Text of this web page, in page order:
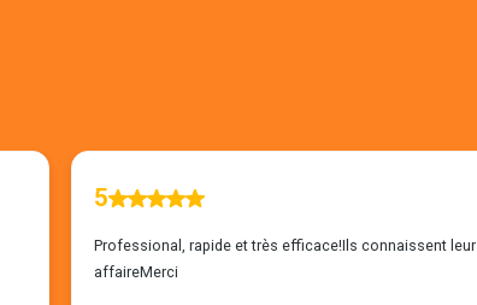
5
Professional, rapide et très efficace!Ils connaissent leur
affaireMerci